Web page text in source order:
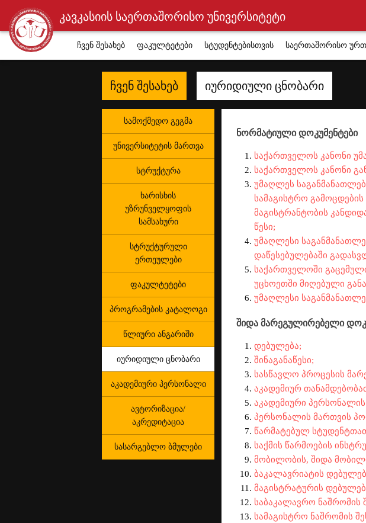
კავკასიის საერთაშორისო უნივერსიტეტი
ჩვენ შესახებ ფაკულტეტები სტუდენტებისთვის საერთაშორისო
ჩვენ შესახებ იურიდიული ცნობარი
სამოქმედო გეგმა
უნივერსიტეტის მართვა
სტრუქტურა
ხარისხის
უზრუნველყოფის
სამსახური
სტრუქტურული
ერთეულები
ფაკულტეტები
პროგრამების კატალოგი
წლიური ანგარიში
იურიდიული ცნობარი
აკადემიური პერსონალი
ავტორიზაცია/
აკრედიტაცია
სასარგებლო ბმულები
ნორმატიული დოკუმენტები
საქართველოს კანონი
საქართველოს კანონი
უმაღლეს
სამაგისტრო
მაგისტრანტობის
წესი;
უმაღლესი
დაწესებულებაში
საქართველოში
უცხოეთში მიღებული
უმაღლესი
შიდა მარეგულირებელი
დებულება;
შინაგანაწესი;
სასწავლო პროცესის
აკადემიურ
აკადემიური პერსონალის
პერსონალის მართვის
წარმატებულ
საქმის წარმოების
მობილობის, შიდა
ბაკალავრიატის
მაგისტრატურის
საბაკალავრო ნაშრომის
სამაგისტრო ნაშრომის